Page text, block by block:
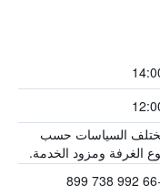
السياسات حسب
الغرفة ومزود الخدمة.